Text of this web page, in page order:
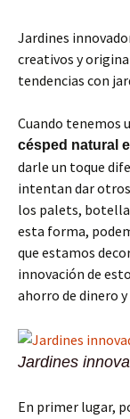
Jardines
creativos y
tendencias con
Cuando tenemos
césped natural
darle un toque
intentan dar
los palets,
esta forma,
que estamos
innovación de
ahorro de dinero
Jardines
En primer lugar,